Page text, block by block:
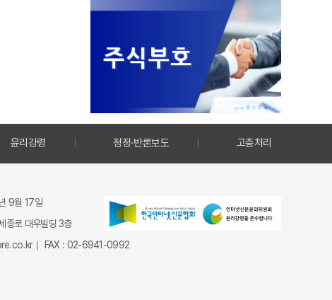
윤리강령 정정·반론보도 고충처리
9월 17일
종로 대우빌딩 3층
｜ FAX : 02-6941-0992